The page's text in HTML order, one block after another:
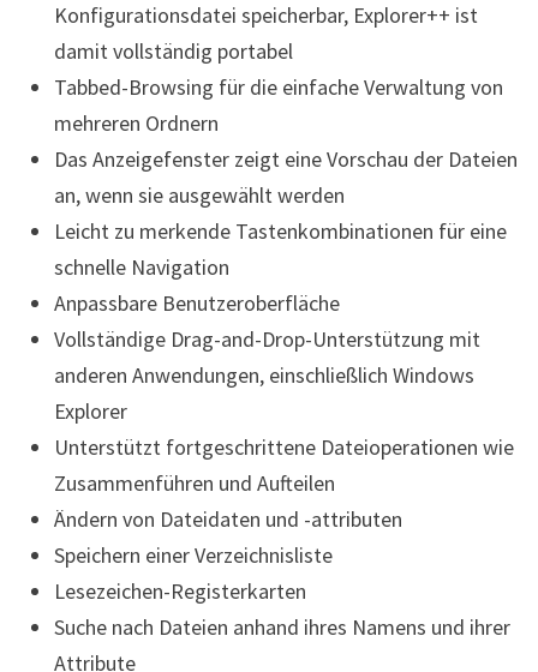
Konfigurationsdatei speicherbar, Explorer++ ist
damit vollständig portabel
Tabbed-Browsing für die einfache Verwaltung von
mehreren Ordnern
Das Anzeigefenster zeigt eine Vorschau der Dateien
an, wenn sie ausgewählt werden
Leicht zu merkende Tastenkombinationen für eine
schnelle Navigation
Anpassbare Benutzeroberfläche
Vollständige Drag-and-Drop-Unterstützung mit
anderen Anwendungen, einschließlich Windows
Explorer
Unterstützt fortgeschrittene Dateioperationen wie
Zusammenführen und Aufteilen
Ändern von Dateidaten und -attributen
Speichern einer Verzeichnisliste
Lesezeichen-Registerkarten
Suche nach Dateien anhand ihres Namens und ihrer
Attribute